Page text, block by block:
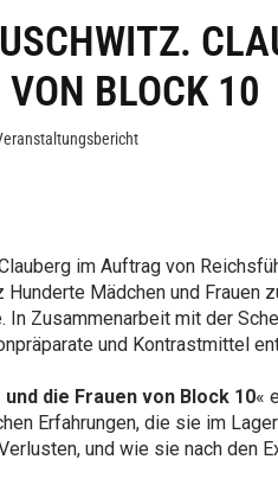
VON BLOCK 10
im Auftrag von
Mädchen und Frauen
Zusammenarbeit mit der
und Kontrastmittel
die Frauen von Block 10«
Erfahrungen, die sie im
und wie sie nach den